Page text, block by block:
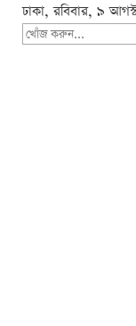
ঢাকা, রবিবার, ৯